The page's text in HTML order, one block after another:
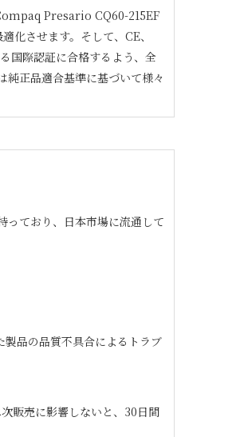
Presario CQ60-215EF
化させます。そして、CE、
国際認証に合格するよう、全
純正品適合基準に基づいて様々
ており、日本市場に流通して
品の品質不具合によるトラブ
販売に影響しないと、30日間